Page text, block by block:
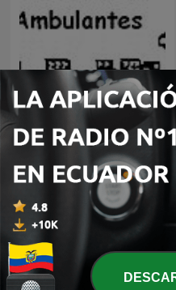
AMBULANTES